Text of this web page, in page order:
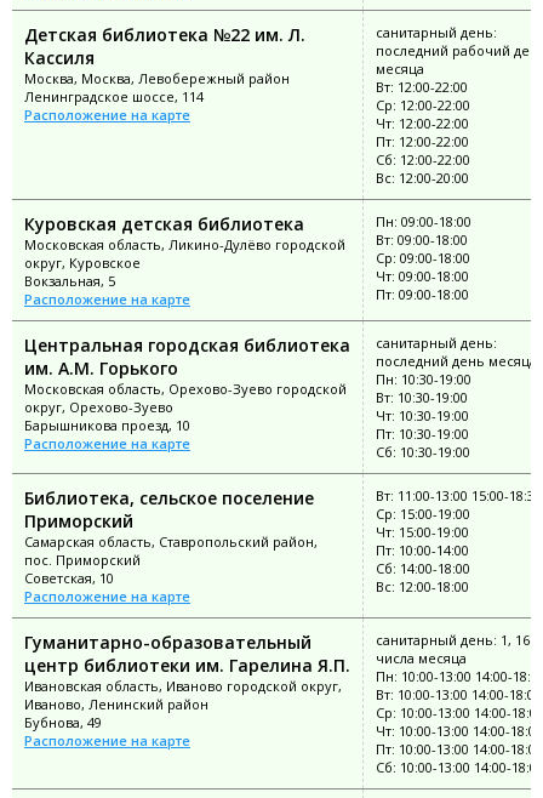
Детская библиотека №22 им. Л.
Кассиля
Москва, Москва, Левобережный район
Ленинградское шоссе, 114
Расположение на карте
санитарный день:
последний рабочий
месяца
Вт: 12:00-22:00
Ср: 12:00-22:00
Чт: 12:00-22:00
Пт: 12:00-22:00
Сб: 12:00-22:00
Вс: 12:00-20:00
Куровская детская библиотека
Московская область, Ликино-Дулёво городской
округ, Куровское
Вокзальная, 5
Расположение на карте
Пн: 09:00-18:00
Вт: 09:00-18:00
Ср: 09:00-18:00
Чт: 09:00-18:00
Пт: 09:00-18:00
Центральная городская библиотека
им. А.М. Горького
Московская область, Орехово-Зуево городской
округ, Орехово-Зуево
Барышникова проезд, 10
Расположение на карте
санитарный день:
последний день месяца
Пн: 10:30-19:00
Вт: 10:30-19:00
Чт: 10:30-19:00
Пт: 10:30-19:00
Сб: 10:30-19:00
Библиотека, сельское поселение
Приморский
Самарская область, Ставропольский район,
пос. Приморский
Советская, 10
Расположение на карте
Вт: 11:00-13:00 15:00-18:30
Ср: 15:00-19:00
Чт: 15:00-19:00
Пт: 10:00-14:00
Сб: 14:00-18:00
Вс: 12:00-18:00
Гуманитарно-образовательный
центр библиотеки им. Гарелина Я.П.
Ивановская область, Иваново городской округ,
Иваново, Ленинский район
Бубнова, 49
Расположение на карте
санитарный день: 1, 16
числа месяца
Пн: 10:00-13:00 14:00-
Вт: 10:00-13:00 14:00-18:00
Ср: 10:00-13:00 14:00-18:00
Чт: 10:00-13:00 14:00-18:00
Пт: 10:00-13:00 14:00-18:00
Сб: 10:00-13:00 14:00-18:00